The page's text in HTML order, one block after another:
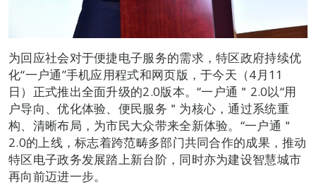
为回应社会对于便捷电子服务的需求，特区政府持续优
化“一户通”手机应用程式和网页版，于今天（4月11
日）正式推出全面升级的2.0版本。“一户通＂2.0以“用
户导向、优化体验、便民服务＂为核心，通过系统重
构、清晰布局，为市民大众带来全新体验。“一户通＂
2.0的上线，标志着跨范畴多部门共同合作的成果，推动
特区电子政务发展踏上新台阶，同时亦为建设智慧城市
再向前迈进一步。